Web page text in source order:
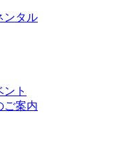
ンタル
ト
ご案内